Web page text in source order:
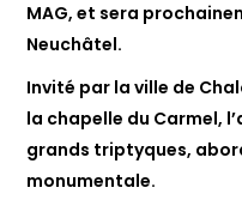
MAG, et sera
Neuchâtel.
Invité par la ville de
la chapelle du Carmel,
grands triptyques,
monumentale.